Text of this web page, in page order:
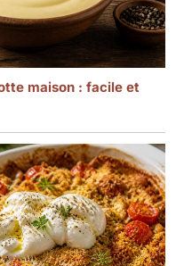
maison : facile et